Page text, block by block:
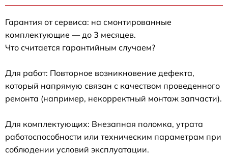
Гарантия от сервиса: на смонтированные
комплектующие — до 3 месяцев.
Что считается гарантийным случаем?
Для работ: Повторное возникновение дефекта,
который напрямую связан с качеством проведенного
ремонта (например, некорректный монтаж запчасти).
Для комплектующих: Внезапная поломка, утрата
работоспособности или техническим параметрам при
соблюдении условий эксплуатации.